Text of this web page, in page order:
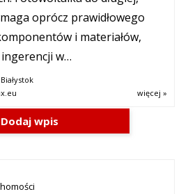
oprócz prawidłowego
i materiałów,
w…
więcej »
wpis